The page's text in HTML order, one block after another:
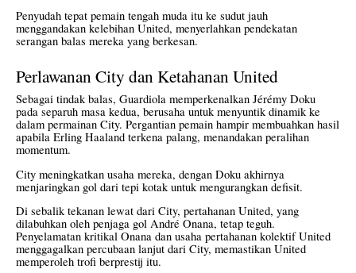
Penyudah tepat pemain tengah muda itu ke sudut jauh
menggandakan kelebihan United, menyerlahkan pendekatan
serangan balas mereka yang berkesan.
Perlawanan City dan Ketahanan United
Sebagai tindak balas, Guardiola memperkenalkan Jérémy Doku
pada separuh masa kedua, berusaha untuk menyuntik dinamik ke
dalam permainan City. Pergantian pemain hampir membuahkan hasil
apabila Erling Haaland terkena palang, menandakan peralihan
momentum.
City meningkatkan usaha mereka, dengan Doku akhirnya
menjaringkan gol dari tepi kotak untuk mengurangkan defisit.
Di sebalik tekanan lewat dari City, pertahanan United, yang
dilabuhkan oleh penjaga gol André Onana, tetap teguh.
Penyelamatan kritikal Onana dan usaha pertahanan kolektif United
menggagalkan percubaan lanjut dari City, memastikan United
memperoleh trofi berprestij itu.